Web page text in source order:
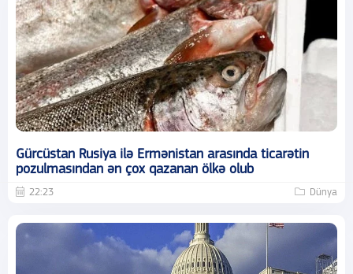
Gürcüstan Rusiya ilə Ermənistan arasında ticarətin
pozulmasından ən çox qazanan ölkə olub
22:23 Dünya